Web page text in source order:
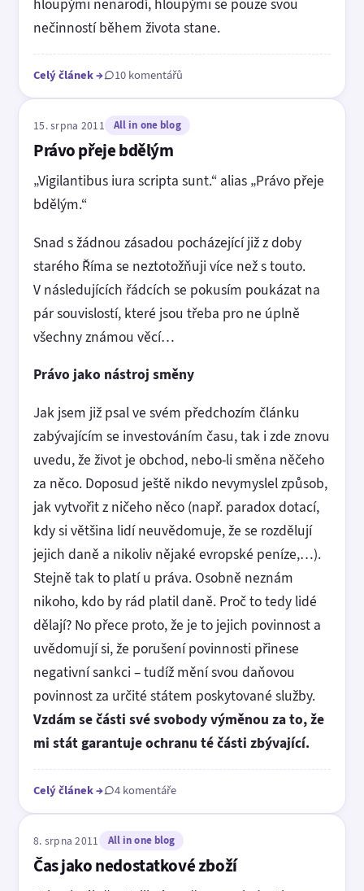
nečinností během života stane.
Celý článek→ 10 komentářů
15. srpna 2011 All in one blog
Právo přeje bdělým
„Vigilantibus iura scripta sunt.“ alias „Právo přeje
bdělým.“
Snad s žádnou zásadou pocházející již z doby
starého Říma se neztotožňuji více než s touto.
V následujících řádcích se pokusím poukázat na
pár souvislostí, které jsou třeba pro ne úplně
všechny známou věcí…
Právo jako nástroj směny
Jak jsem již psal ve svém předchozím článku
zabývajícím se investováním času, tak i zde znovu
uvedu, že život je obchod, nebo-li směna něčeho
za něco. Doposud ještě nikdo nevymyslel způsob,
jak vytvořit z ničeho něco (např. paradox dotací,
kdy si většina lidí neuvědomuje, že se rozdělují
jejich daně a nikoliv nějaké evropské peníze,…).
Stejně tak to platí u práva. Osobně neznám
nikoho, kdo by rád platil daně. Proč to tedy lidé
dělají? No přece proto, že je to jejich povinnost a
uvědomují si, že porušení povinnosti přinese
negativní sankci – tudíž mění svou daňovou
povinnost za určité státem poskytované služby.
Vzdám se části své svobody výměnou za to, že
mi stát garantuje ochranu té části zbývající.
Celý článek→ 4 komentáře
8. srpna 2011 All in one blog
Čas jako nedostatkové zboží